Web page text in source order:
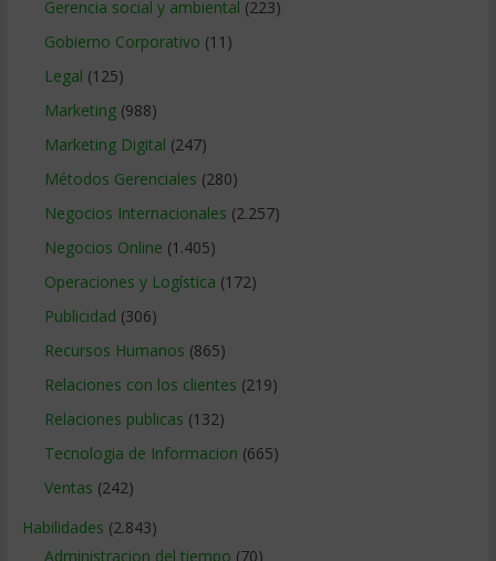
Gerencia social y ambiental (223)
Gobierno Corporativo (11)
Legal (125)
Marketing(988)
Marketing Digital (247)
Métodos Gerenciales (280)
Negocios Internacionales (2.257)
Negocios Online (1.405)
Operaciones y Logística (172)
Publicidad (306)
Recursos Humanos (865)
Relaciones con los clientes (219)
Relaciones publicas (132)
Tecnologia de Informacion (665)
Ventas (242)
Habilidades (2.843)
Administracion del tiempo (70)